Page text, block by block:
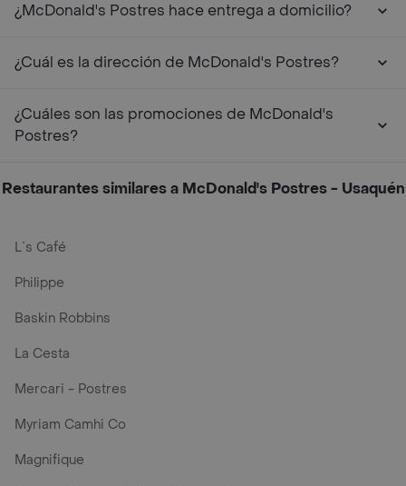
¿McDonald's Postres hace entrega a domicilio?
¿Cuál es la dirección de McDonald's Postres?
¿Cuáles son las promociones de McDonald's
Postres?
Restaurantes similares a McDonald's Postres - Usaquén
L´s Café
Philippe
Baskin Robbins
La Cesta
Mercari - Postres
Myriam Camhi Co
Magnifique